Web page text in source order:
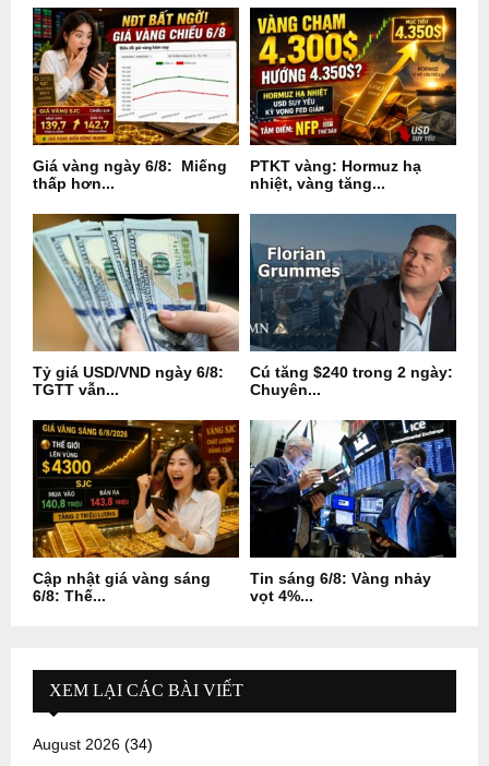
Giá vàng ngày 6/8: Miếng
thấp hơn...
PTKT vàng: Hormuz hạ
nhiệt, vàng tăng...
Tỷ giá USD/VND ngày 6/8:
TGTT vẫn...
Cú tăng $240 trong 2 ngày:
Chuyên...
Cập nhật giá vàng sáng
6/8: Thế...
Tin sáng 6/8: Vàng nhảy
vọt 4%...
XEM LẠI CÁC BÀI VIẾT
August 2026 (34)